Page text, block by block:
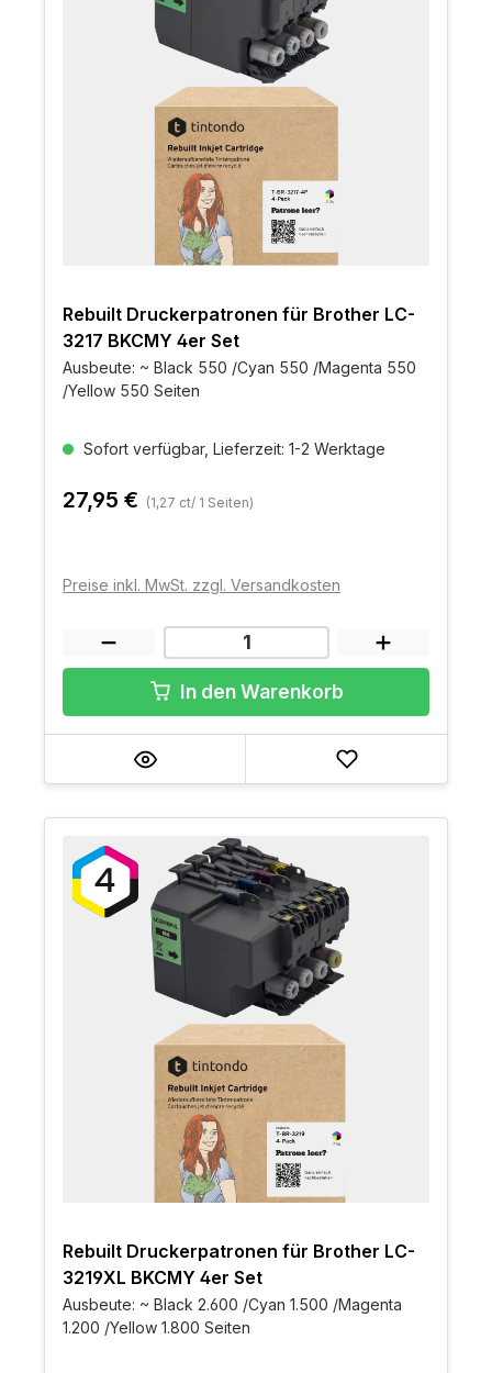
Rebuilt Druckerpatronen für Brother LC-
3217 BKCMY 4er Set
Ausbeute: ~ Black 550 /Cyan 550 /Magenta 550
/Yellow 550 Seiten
Sofort verfügbar, Lieferzeit: 1-2 Werktage
27,95 € (1,27 ct/ 1 Seiten)
Preise inkl. MwSt. zzgl. Versandkosten
In den Warenkorb
Rebuilt Druckerpatronen für Brother LC-
3219XL BKCMY 4er Set
Ausbeute: ~ Black 2.600 /Cyan 1.500 /Magenta
1.200 /Yellow 1.800 Seiten